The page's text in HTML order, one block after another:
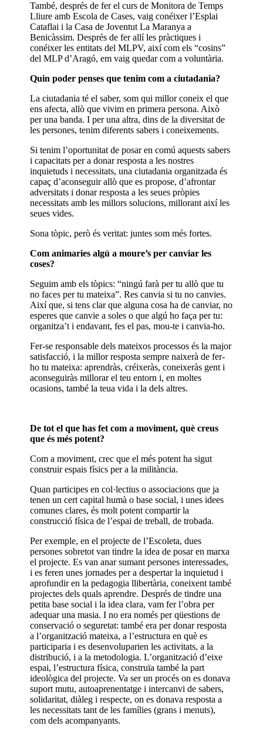
També, després de fer el curs de Monitora de Temps
Lliure amb Escola de Cases, vaig conéixer l’Esplai
Cataflai i la Casa de Joventut La Maranya a
Benicàssim. Després de fer allí les pràctiques i
conéixer les entitats del MLPV, així com els “cosins”
del MLP d’Aragó, em vaig quedar com a voluntària.
Quin poder penses que tenim com a ciutadania?
La ciutadania té el saber, som qui millor coneix el que
ens afecta, allò que vivim en primera persona. Això
per una banda. I per una altra, dins de la diversitat de
les persones, tenim diferents sabers i coneixements.
Si tenim l’oportunitat de posar en comú aquests sabers
i capacitats per a donar resposta a les nostres
inquietuds i necessitats, una ciutadania organitzada és
capaç d’aconseguir allò que es propose, d’afrontar
adversitats i donar resposta a les seues pròpies
necessitats amb les millors solucions, millorant així les
seues vides.
Sona tòpic, però és veritat: juntes som més fortes.
Com animaries algú a moure’s per canviar les
coses?
Seguim amb els tòpics: “ningú farà per tu allò que tu
no faces per tu mateixa”. Res canvia si tu no canvies.
Així que, si tens clar que alguna cosa ha de canviar, no
esperes que canvie a soles o que algú ho faça per tu:
organitza’t i endavant, fes el pas, mou-te i canvia-ho.
Fer-se responsable dels mateixos processos és la major
satisfacció, i la millor resposta sempre naixerà de fer-
ho tu mateixa: aprendràs, créixeràs, coneixeràs gent i
aconseguiràs millorar el teu entorn i, en moltes
ocasions, també la teua vida i la dels altres.
De tot el que has fet com a moviment, què creus
que és més potent?
Com a moviment, crec que el més potent ha sigut
construir espais físics per a la militància.
Quan participes en col·lectius o associacions que ja
tenen un cert capital humà o base social, i unes idees
comunes clares, és molt potent compartir la
construcció física de l’espai de treball, de trobada.
Per exemple, en el projecte de l’Escoleta, dues
persones sobretot van tindre la idea de posar en marxa
el projecte. Es van anar sumant persones interessades,
i es feren unes jornades per a despertar la inquietud i
aprofundir en la pedagogia llibertària, coneixent també
projectes dels quals aprendre. Després de tindre una
petita base social i la idea clara, vam fer l’obra per
adequar una masia. I no era només per qüestions de
conservació o seguretat: també era per donar resposta
a l’organització mateixa, a l’estructura en què es
participaria i es desenvoluparien les activitats, a la
distribució, i a la metodologia. L’organització d’eixe
espai, l’estructura física, construïa també la part
ideològica del projecte. Va ser un procés on es donava
suport mutu, autoaprenentatge i intercanvi de sabers,
solidaritat, diàleg i respecte, on es donava resposta a
les necessitats tant de les famílies (grans i menuts),
com dels acompanyants.